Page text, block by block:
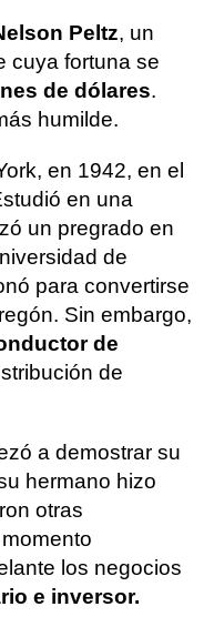
Peltz, un
cuya fortuna se
de dólares.
humilde.
en 1942, en el
en una
un pregrado en
de
para convertirse
Sin embargo,
de
de
a demostrar su
hermano hizo
otras
los negocios
e inversor.